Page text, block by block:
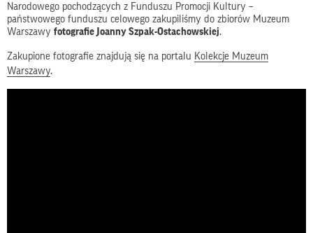
Narodowego pochodzących z Funduszu Promocji Kultury –
państwowego funduszu celowego zakupiliśmy do zbiorów Muzeum
Warszawy fotografie Joanny Szpak-Ostachowskiej.
Zakupione fotografie znajdują się na portalu Kolekcje Muzeum
Warszawy.